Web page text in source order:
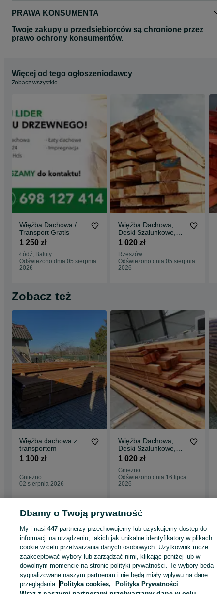
PRAWA KONSUMENTA
Twoje zakupy u przedsiębiorców są chronione przez
prawo ochrony konsumentów.
Więcej od tego ogłoszeniodawcy
Zobacz wszystkie
Więźba Dachowa /
Transport Gratis
1 250 zł
Łódź, Bałuty
Odświeżono dnia 05 sierpnia
2026
Więźba Dachowa,
Deski Szalunkowe,
Transport FREE/ HDS
1 020 zł
Rzeszów
Odświeżono dnia 05 sierpnia
2026
Zobacz też
Więźba dachowa z
transportem
1 100 zł
Gniezno
02 sierpnia 2026
Więźba Dachowa,
Deski Szalunkowe,
Transport FREE/ HDS
1 020 zł
Gniezno
Odświeżono dnia 16 lipca
2026
- Wielkopolskie
Więźby i podbitki - Gniezno
KATEGORIA
ID:949503794 Wyświetlenia:
Dbamy o Twoją prywatność
My i nasi447 partnerzy przechowujemy lub uzyskujemy dostęp do
informacji na urządzeniu, takich jak unikalne identyfikatory w plikach
cookie w celu przetwarzania danych osobowych. Użytkownik może
zaakceptować wybory lub zarządzać nimi, klikając poniżej lub w
dowolnym momencie na stronie polityki prywatności. Te wybory będą
sygnalizowane naszym partnerom i nie będą miały wpływu na dane
przeglądania. Polityka cookies, Polityka Prywatności